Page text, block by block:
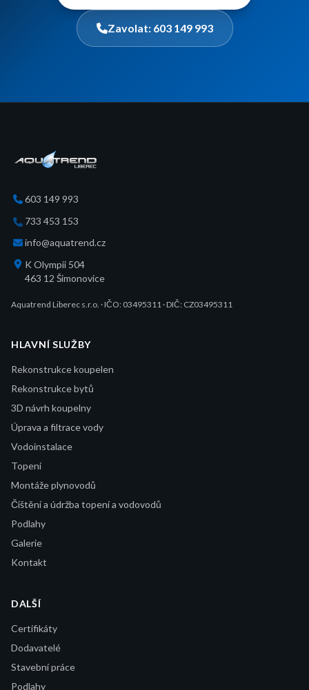
Zavolat: 603 149 993
603 149 993
733 453 153
info@aquatrend.cz
K Olympii 504
463 12 Šimonovice
Aquatrend Liberec s.r.o. · IČO: 03495311 · DIČ: CZ03495311
HLAVNÍ SLUŽBY
Rekonstrukce koupelen
Rekonstrukce bytů
3D návrh koupelny
Úprava a filtrace vody
Vodoinstalace
Topení
Montáže plynovodů
Čištění a údržba topení a vodovodů
Podlahy
Galerie
Kontakt
DALŠÍ
Certifikáty
Dodavatelé
Stavební práce
Podlahy